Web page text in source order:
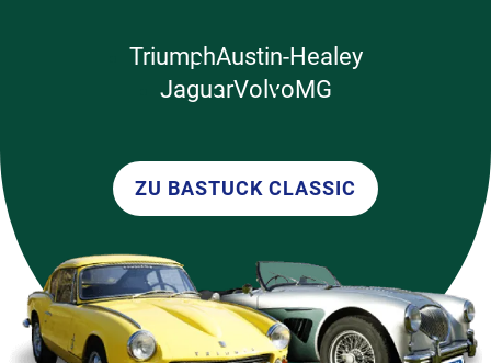
TriumphAustin-Healey
JaguarVolvoMG
ZU BASTUCK CLASSIC